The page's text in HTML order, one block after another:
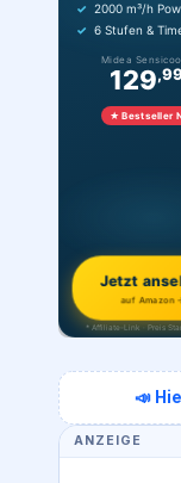
2000 m³/h
6 Stufen &
Midea
129
★ Bestseller
Jetzt
auf Amazon
* Affiliate-Link · Preis
📣
ANZEIGE